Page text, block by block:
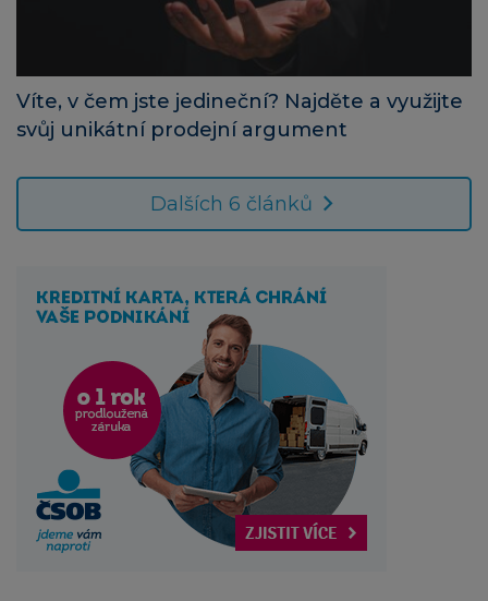
Víte, v čem jste jedineční? Najděte a využijte
svůj unikátní prodejní argument
Dalších 6 článků